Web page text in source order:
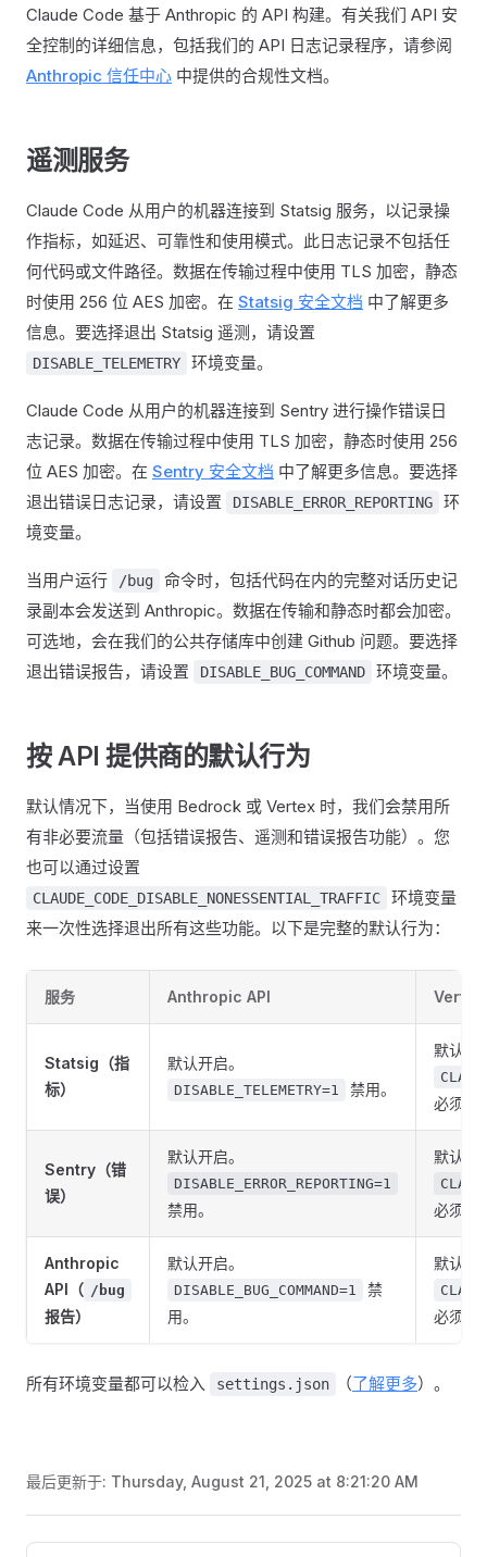
Claude Code 基于 Anthropic 的 API 构建。有关我们 API 安
全控制的详细信息，包括我们的 API 日志记录程序，请参阅
Anthropic 信任中心 中提供的合规性文档。
遥测服务
Claude Code 从用户的机器连接到 Statsig 服务，以记录操
作指标，如延迟、可靠性和使用模式。此日志记录不包括任
何代码或文件路径。数据在传输过程中使用 TLS 加密，静态
时使用 256 位 AES 加密。在 Statsig 安全文档 中了解更多
信息。要选择退出 Statsig 遥测，请设置
DISABLE_TELEMETRY 环境变量。
Claude Code 从用户的机器连接到 Sentry 进行操作错误日
志记录。数据在传输过程中使用 TLS 加密，静态时使用 256
位 AES 加密。在 Sentry 安全文档 中了解更多信息。要选择
退出错误日志记录，请设置
DISABLE_ERROR_REPORTING
环
境变量。
当用户运行 /bug
命令时，包括代码在内的完整对话历史记
录副本会发送到 Anthropic。数据在传输和静态时都会加密。
可选地，会在我们的公共存储库中创建 Github 问题。要选择
退出错误报告，请设置
DISABLE_BUG_COMMAND 环境变量。
按 API 提供商的默认行为
默认情况下，当使用 Bedrock 或 Vertex 时，我们会禁用所
有非必要流量（包括错误报告、遥测和错误报告功能）。您
也可以通过设置
CLAUDE_CODE_DISABLE_NONESSENTIAL_TRAFFIC
环境变量
来一次性选择退出所有这些功能。以下是完整的默认行为：
服务 Anthropic API Vertex
Statsig（指
标）
默认开启。
DISABLE_TELEMETRY=1 禁用。
默认关
必须为
Sentry（错
误）
默认开启。
DISABLE_ERROR_REPORTING=1
禁用。
默认关
必须为
Anthropic
API（ /bug
报告）
默认开启。
DISABLE_BUG_COMMAND=1
禁
用。
默认关
必须为
所有环境变量都可以检入 settings.json （了解更多）。
最后更新于: Thursday, August 21, 2025 at 8:21:20 AM